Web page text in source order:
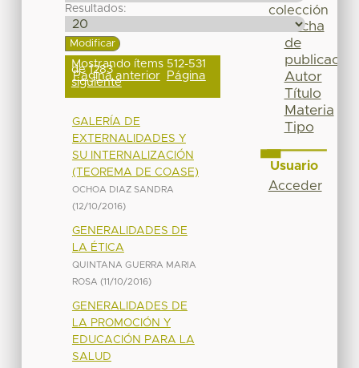
Resultados:
Mostrando ítems 512-531
de 1283
Página anterior Página
siguiente
GALERÍA DE
EXTERNALIDADES Y
SU INTERNALIZACIÓN
(TEOREMA DE COASE)
OCHOA DIAZ SANDRA
(12/10/2016)
GENERALIDADES DE
LA ÉTICA
QUINTANA GUERRA MARIA
ROSA (11/10/2016)
GENERALIDADES DE
LA PROMOCIÓN Y
EDUCACIÓN PARA LA
SALUD
colección
Fecha
de
publicación
Autor
Título
Materia
Tipo
Usuario
Acceder